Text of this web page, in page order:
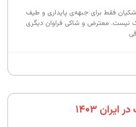
فقط برای جبهه‌ی پایداری و طیف
نیست. معترض و شاکی فراوان دیگری
۱۴۰۳